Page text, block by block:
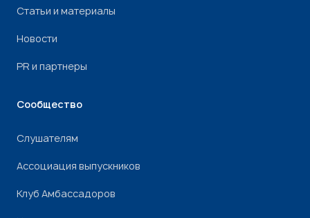
Статьи и материалы
Новости
PR и партнеры
Сообщество
Слушателям
Ассоциация выпускников
Клуб Амбассадоров